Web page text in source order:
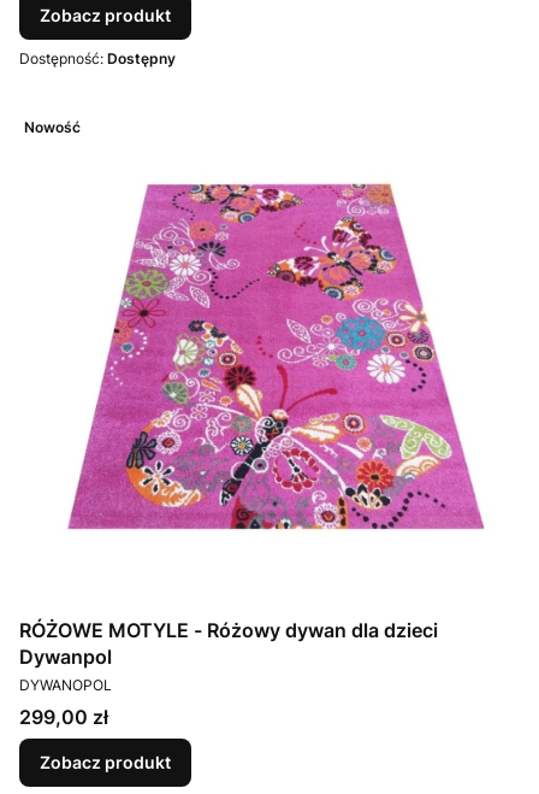
Zobacz produkt
Dostępność: Dostępny
Nowość
RÓŻOWE MOTYLE - Różowy dywan dla dzieci
Dywanpol
PRODUCENT
DYWANOPOL
Cena
299,00 zł
Zobacz produkt